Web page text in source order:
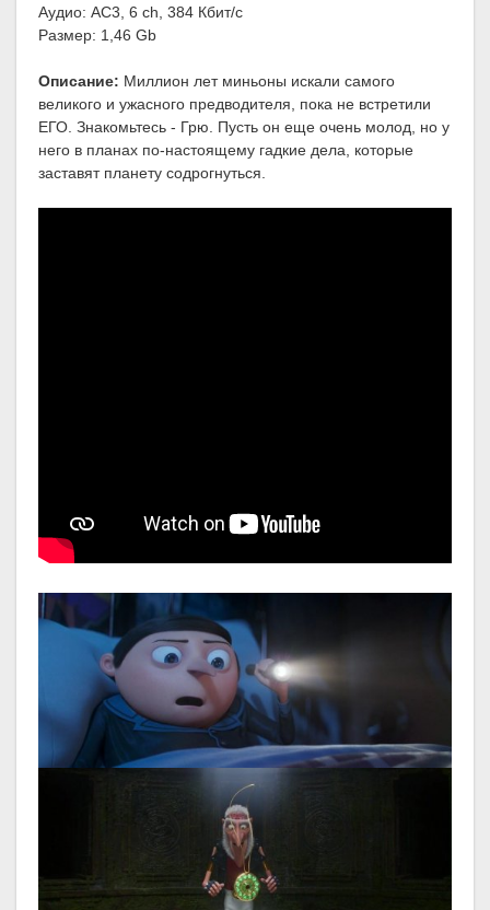
Аудио: AC3, 6 ch, 384 Кбит/с
Размер: 1,46 Gb
Описание: Миллион лет миньоны искали самого
великого и ужасного предводителя, пока не встретили
ЕГО. Знакомьтесь - Грю. Пусть он еще очень молод, но у
него в планах по-настоящему гадкие дела, которые
заставят планету содрогнуться.